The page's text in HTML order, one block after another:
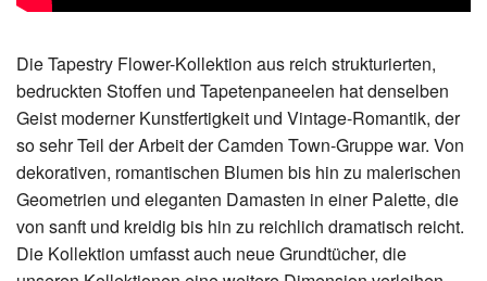
Die Tapestry Flower-Kollektion aus reich strukturierten,
bedruckten Stoffen und Tapetenpaneelen hat denselben
Geist moderner Kunstfertigkeit und Vintage-Romantik, der
so sehr Teil der Arbeit der Camden Town-Gruppe war. Von
dekorativen, romantischen Blumen bis hin zu malerischen
Geometrien und eleganten Damasten in einer Palette, die
von sanft und kreidig bis hin zu reichlich dramatisch reicht.
Die Kollektion umfasst auch neue Grundtücher, die